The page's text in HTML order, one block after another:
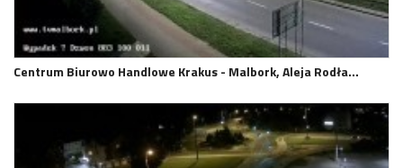
Centrum Biurowo Handlowe Krakus - Malbork, Aleja Rodła…